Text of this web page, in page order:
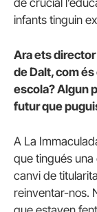
infants tinguin
Ara ets director
de Dalt, com
escola? Algun
futur que
A La
que tingués
canvi de
reinventar-nos.